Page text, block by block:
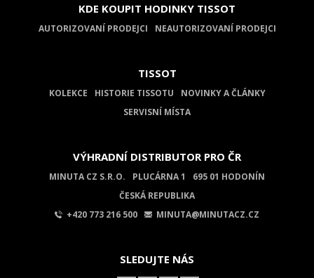
KDE KOUPIT HODINKY TISSOT
AUTORIZOVANÍ PRODEJCI NEAUTORIZOVANÍ PRODEJCI
TISSOT
KOLEKCE HISTORIE TISSOTU
NOVINKY A ČLÁNKY
SERVISNÍ MÍSTA
VÝHRADNÍ DISTRIBUTOR PRO ČR
MINUTA CZ S.R.O. PLUCÁRNA 1
695 01 HODONÍN
ČESKÁ REPUBLIKA
+420 773 216 500
MINUTA@MINUTACZ.CZ
SLEDUJTE NÁS